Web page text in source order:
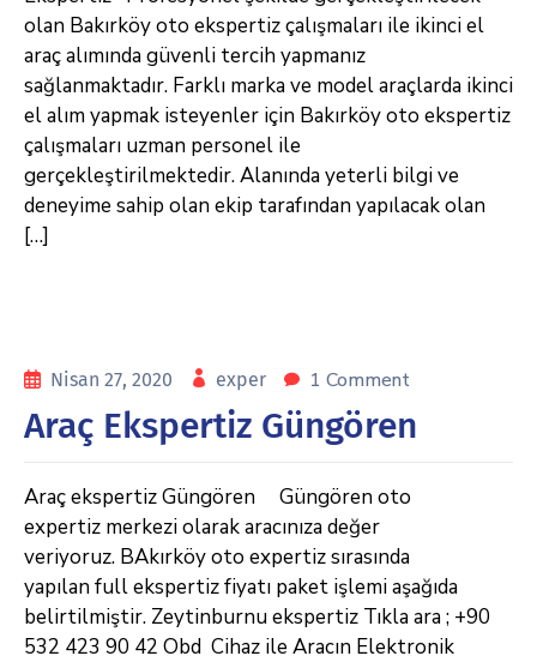
olan Bakırköy oto ekspertiz çalışmaları ile ikinci el
araç alımında güvenli tercih yapmanız
sağlanmaktadır. Farklı marka ve model araçlarda ikinci
el alım yapmak isteyenler için Bakırköy oto ekspertiz
çalışmaları uzman personel ile
gerçekleştirilmektedir. Alanında yeterli bilgi ve
deneyime sahip olan ekip tarafından yapılacak olan
[…]
Nisan 27, 2020 exper 1 Comment
Araç Ekspertiz Güngören
Araç ekspertiz Güngören Güngören oto
expertiz merkezi olarak aracınıza değer
veriyoruz. BAkırköy oto expertiz sırasında
yapılan full ekspertiz fiyatı paket işlemi aşağıda
belirtilmiştir. Zeytinburnu ekspertiz Tıkla ara ; +90
532 423 90 42 Obd Cihaz ile Aracın Elektronik